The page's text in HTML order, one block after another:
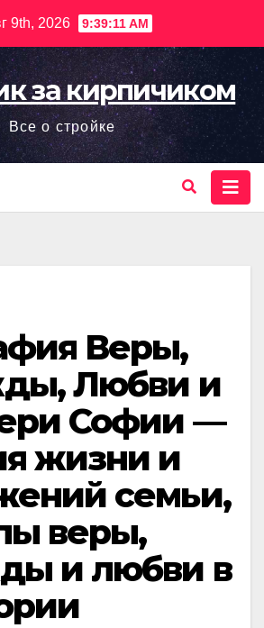
9th, 2026 9:39:12 AM
за кирпичиком
Все о стройке
Веры,
Любви и
Софии —
жизни и
семьи,
веры,
и любви в